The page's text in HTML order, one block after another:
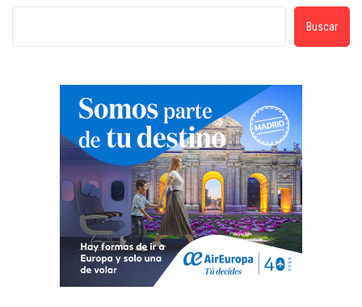
Buscar